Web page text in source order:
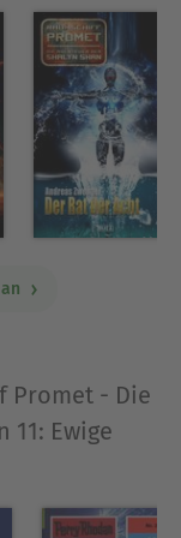
des
und
Science-
und seinen
Preis
Promet - Die
11: Ewige